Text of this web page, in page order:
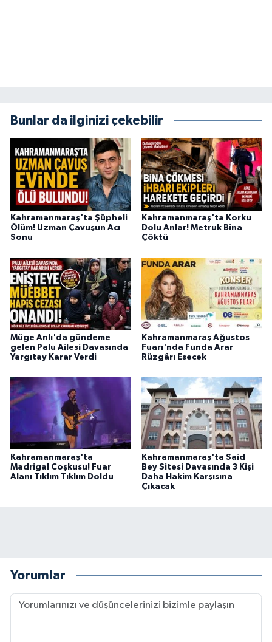
Bunlar da ilginizi çekebilir
Kahramanmaraş'ta Şüpheli
Ölüm! Uzman Çavuşun Acı
Sonu
Kahramanmaraş'ta Korku
Dolu Anlar! Metruk Bina
Çöktü
Müge Anlı'da gündeme
gelen Palu Ailesi Davasında
Yargıtay Karar Verdi
Kahramanmaraş Ağustos
Fuarı'nda Funda Arar
Rüzgârı Esecek
Kahramanmaraş'ta
Madrigal Coşkusu! Fuar
Alanı Tıklım Tıklım Doldu
Kahramanmaraş'ta Said
Bey Sitesi Davasında 3 Kişi
Daha Hakim Karşısına
Çıkacak
Yorumlar
ASAYİŞ
SEÇİM 2015
ÇEVRE
BİLİM VE TEKNOLOJİ
YARIŞMALAR
TANITIM
HABERDE İNSAN